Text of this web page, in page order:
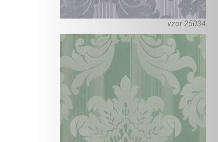
vzor 25034